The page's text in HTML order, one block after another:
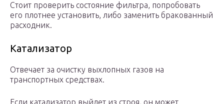
Стоит проверить состояние фильтра, попробовать
его плотнее установить, либо заменить бракованный
расходник.
Катализатор
Отвечает за очистку выхлопных газов на
транспортных средствах.
Если катализатор выйдет из строя, он может